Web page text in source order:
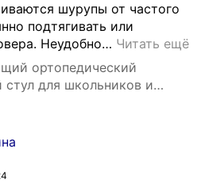
шурупы от частого
подтягивать или
Неудобно… Читать ещё
ортопедический
для школьников и